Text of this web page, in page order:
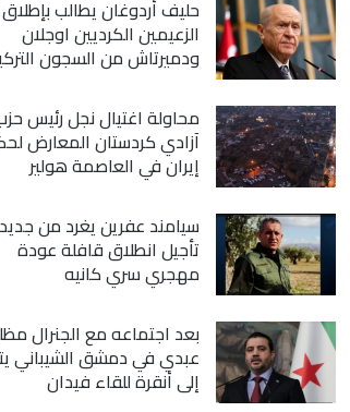
حليف أردوغان يطالب
الزعيمين الكرديين اوجلان
ودميرتاش من السجون
محاولة اغتيال نجل رئيس
آزادي كردستان المعارض
إيران في العاصمة هولير
سيامند عفرين يغرد من
تأجيل انطلاق قافلة عودة
مهجري سري كانيه
بعد اجتماعه مع الجنرال
عبدي في دمشق الشيباني
إلى أنقرة للقاء فيدان